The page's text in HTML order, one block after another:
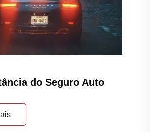
do Seguro Auto